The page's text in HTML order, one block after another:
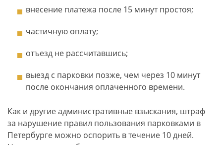
внесение платежа после 15 минут простоя;
частичную оплату;
отъезд не рассчитавшись;
выезд с парковки позже, чем через 10 минут
после окончания оплаченного времени.
Как и другие административные взыскания, штраф
за нарушение правил пользования парковками в
Петербурге можно оспорить в течение 10 дней.